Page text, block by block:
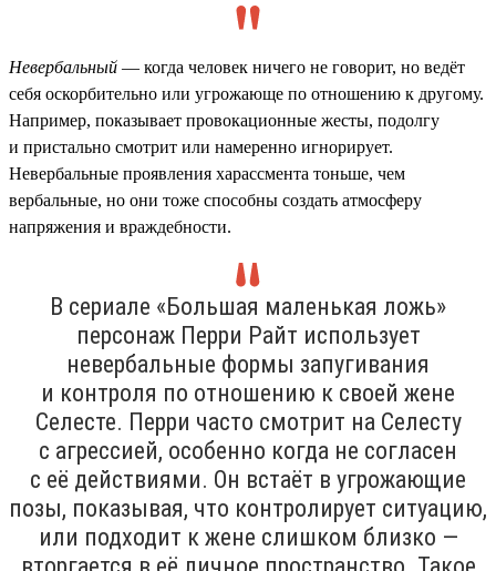
Невербальный — когда человек ничего не говорит, но ведёт
себя оскорбительно или угрожающе по отношению к другому.
Например, показывает провокационные жесты, подолгу
и пристально смотрит или намеренно игнорирует.
Невербальные проявления харассмента тоньше, чем
вербальные, но они тоже способны создать атмосферу
напряжения и враждебности.
В сериале «Большая маленькая ложь»
персонаж Перри Райт использует
невербальные формы запугивания
и контроля по отношению к своей жене
Селесте. Перри часто смотрит на Селесту
с агрессией, особенно когда не согласен
с её действиями. Он встаёт в угрожающие
позы, показывая, что контролирует ситуацию,
или подходит к жене слишком близко —